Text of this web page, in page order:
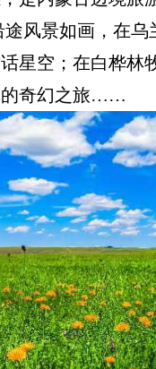
风景如画，在
星空；在白桦林
奇幻之旅……